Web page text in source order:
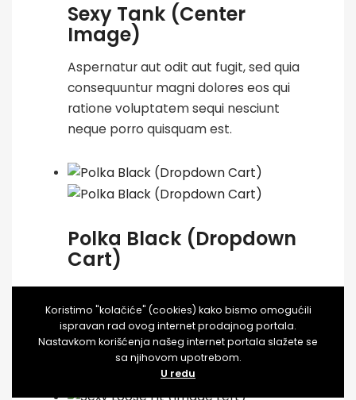
Sexy Tank (Center
Image)
Aspernatur aut odit aut fugit, sed quia
consequuntur magni dolores eos qui
ratione voluptatem sequi nesciunt
neque porro quisquam est.
Polka Black (Dropdown
Cart)
Nisi ut aliquid ex ea commodi
consequatur? Quis autem vel eum iure
reprehenderit qui in ea voluptate velit
esse quam nihil molestiae consequatur.
Koristimo "kolačiće" (cookies) kako bismo omogućili
ispravan rad ovog internet prodajnog portala.
Nastavkom korišćenja našeg internet portala slažete se
sa njihovom upotrebom.
U redu